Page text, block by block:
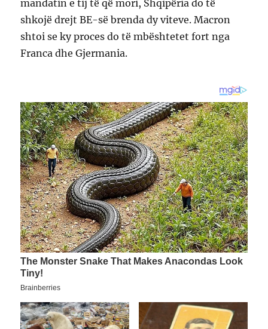
mandatin e tij të që mori, Shqipëria do të
shkojë drejt BE-së brenda dy viteve. Macron
shtoi se ky proces do të mbështetet fort nga
Franca dhe Gjermania.